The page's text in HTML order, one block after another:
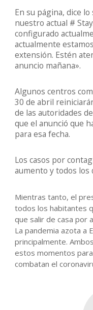
En su página, dice
nuestro actual #
configurado
actualmente
extensión. Estén
anuncio mañana».
Algunos centros
30 de abril
de las autoridades
que el anunció que
para esa fecha.
Los casos por
aumento y todos los
Mientras tanto, el
todos los habitantes
que salir de casa por
La pandemia azota a
principalmente.
estos momentos
combatan el